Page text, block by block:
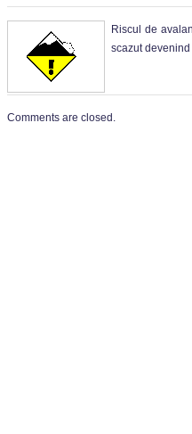
Riscul de
scazut devenind
Comments are closed.